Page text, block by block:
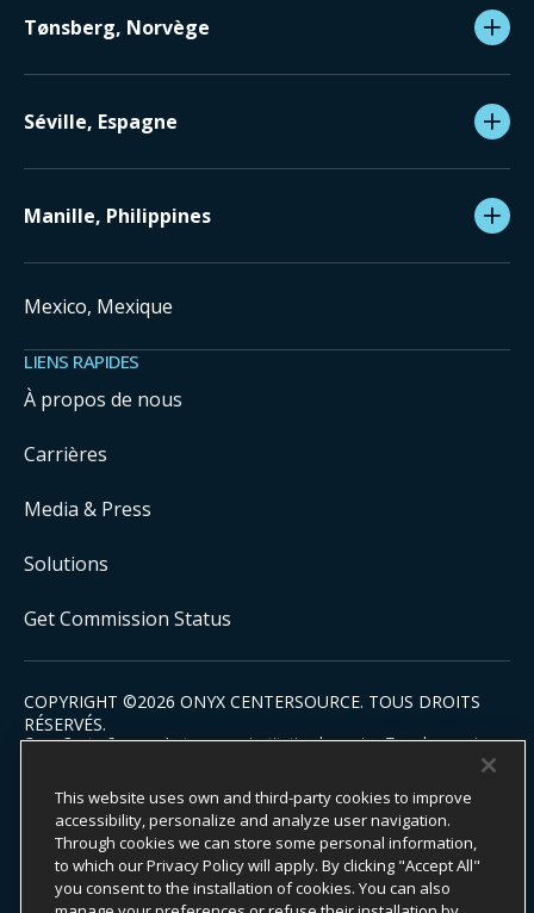
Tønsberg, Norvège
Séville, Espagne
Manille, Philippines
Mexico, Mexique
LIENS RAPIDES
À propos de nous
Carrières
Media & Press
Solutions
Get Commission Status
COPYRIGHT ©2026 ONYX CENTERSOURCE. TOUS DROITS
RÉSERVÉS.
Onyx CenterSource n’est pas une institution bancaire. Tous les services
Engagement ESG Politique de confidentialité
This website uses own and third-party cookies to improve
accessibility, personalize and analyze user navigation.
Through cookies we can store some personal information,
to which our Privacy Policy will apply. By clicking "Accept All"
you consent to the installation of cookies. You can also